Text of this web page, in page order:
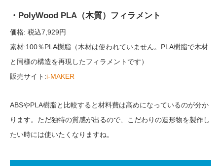
・PolyWood PLA（木質）フィラメント
価格: 税込7,929円
素材:100％PLA樹脂（木材は使われていません。PLA樹脂で木材
と同様の構造を再現したフィラメントです）
販売サイト:i-MAKER
ABSやPLA樹脂と比較すると材料費は高めになっているのが分か
ります。ただ独特の質感が出るので、こだわりの造形物を製作し
たい時には使いたくなりますね。